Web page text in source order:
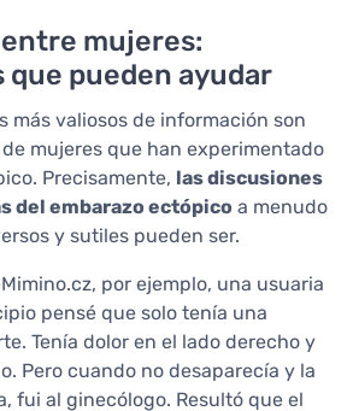
mujeres:
que pueden ayudar
más valiosos de información son
mujeres que han experimentado
Precisamente, las discusiones
del embarazo ectópico a menudo
y sutiles pueden ser.
por ejemplo, una usuaria
pensé que solo tenía una
Tenía dolor en el lado derecho y
Pero cuando no desaparecía y la
fui al ginecólogo. Resultó que el